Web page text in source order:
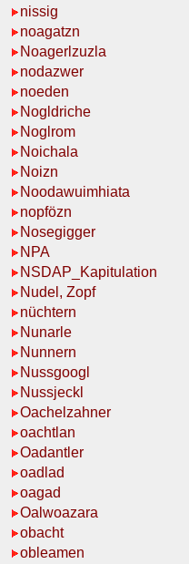
nissig
noagatzn
Noagerlzuzla
nodazwer
noeden
Nogldriche
Noglrom
Noichala
Noizn
Noodawuimhiata
nopfözn
Nosegigger
NPA
NSDAP_Kapitulation
Nudel, Zopf
nüchtern
Nunarle
Nunnern
Nussgoogl
Nussjeckl
Oachelzahner
oachtlan
Oadantler
oadlad
oagad
Oalwoazara
obacht
obleamen